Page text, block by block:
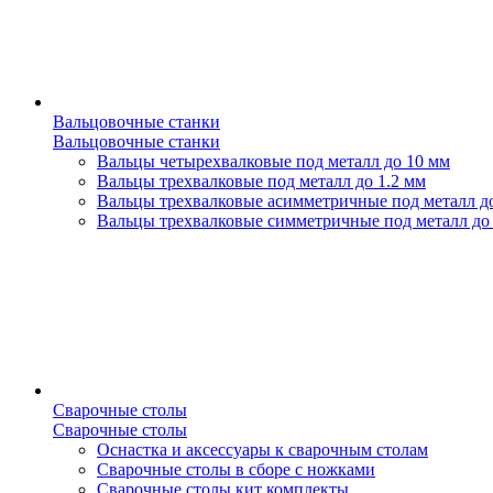
Вальцовочные станки
Вальцовочные станки
Вальцы четырехвалковые под металл до 10 мм
Вальцы трехвалковые под металл до 1.2 мм
Вальцы трехвалковые асимметричные под металл
Вальцы трехвалковые симметричные под металл
Сварочные столы
Сварочные столы
Оснастка и аксессуары к сварочным столам
Сварочные столы в сборе с ножками
Сварочные столы кит комплекты